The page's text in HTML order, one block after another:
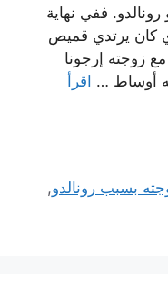
رونالدو. ففي نهاية
كان يرتدي قميص
زوجته إرجونا
أوساط … اقرأ
بسبب رونالدو,